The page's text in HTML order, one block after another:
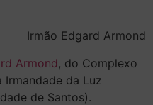
Irmão Edgard Armond
Armond, do Complexo
Irmandade da Luz
de Santos).